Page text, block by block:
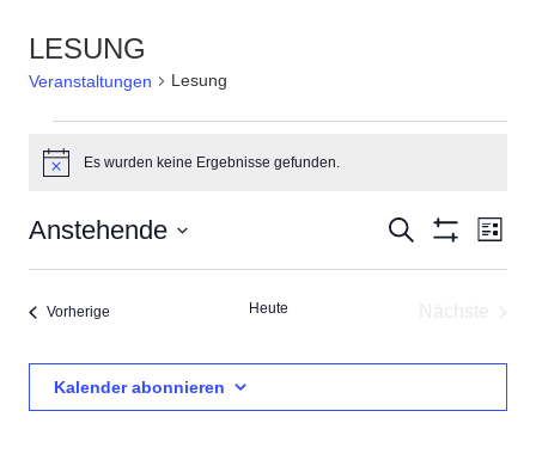
LESUNG
Veranstaltungen Lesung
Veranstaltungen
HinweisEs wurden keine Ergebnisse gefunden.
Suche
Suche
Anzeigen
Liste
Anstehende
Datum
Vorherige Heute
Kalender abonnieren